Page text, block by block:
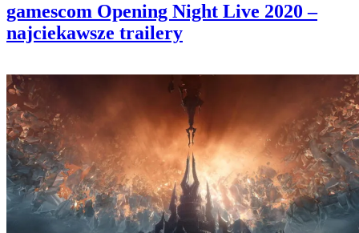
gamescom Opening Night Live 2020 –
najciekawsze trailery